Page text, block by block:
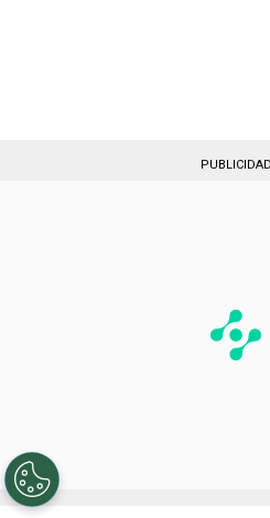
PUBLICIDAD